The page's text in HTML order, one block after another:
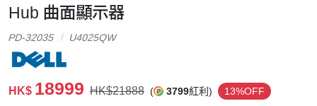
Hub 曲面顯示器
PD-32035 U4025QW
HK$ 18999 HK$21888 ( 3799紅利) 13%OFF